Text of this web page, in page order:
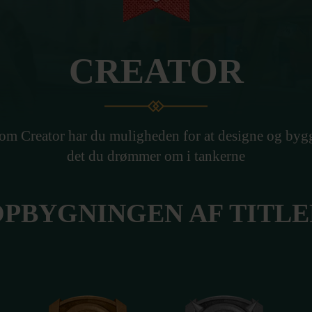
CREATOR
Creator har du muligheden for at designe og
det du drømmer om i tankerne
AF